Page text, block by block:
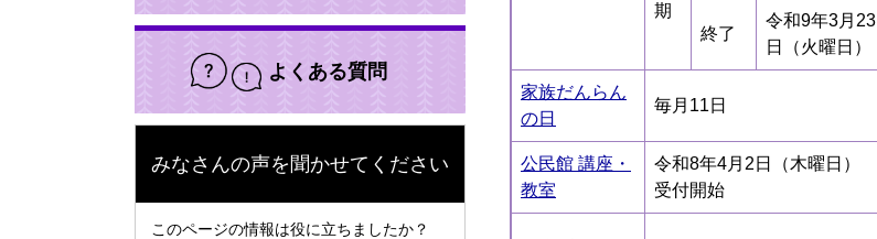
期
終了
令和9年3月23
日（火曜日）
家族だんらん
の日
毎月11日
公民館 講座・
教室
令和8年4月2日（木曜日）
受付開始
よくある質問
みなさんの声を聞かせてください
このページの情報は役に立ちましたか？